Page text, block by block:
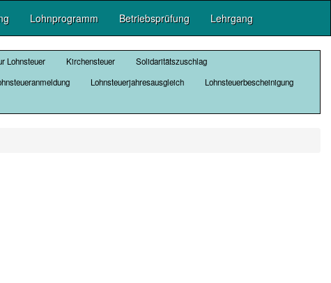
Lohnprogramm Betriebsprüfung Lehrgang
Lohnsteuer Kirchensteuer
Solidaritätszuschlag
Lohnsteuerjahresausgleich
Lohnsteuerbescheinigung